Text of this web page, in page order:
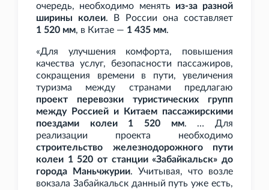
очередь, необходимо менять из-за разной
ширины колеи. В России она составляет
1 520 мм, в Китае — 1 435 мм.
«Для улучшения комфорта, повышения
качества услуг, безопасности пассажиров,
сокращения времени в пути, увеличения
туризма между странами предлагаю
проект перевозки туристических групп
между Россией и Китаем пассажирскими
поездами колеи 1
520 мм. … Для
реализации проекта необходимо
строительство железнодорожного пути
колеи 1 520 от станции «Забайкальск» до
города Маньчжурии. Учитывая, что возле
вокзала Забайкальск данный путь уже есть,